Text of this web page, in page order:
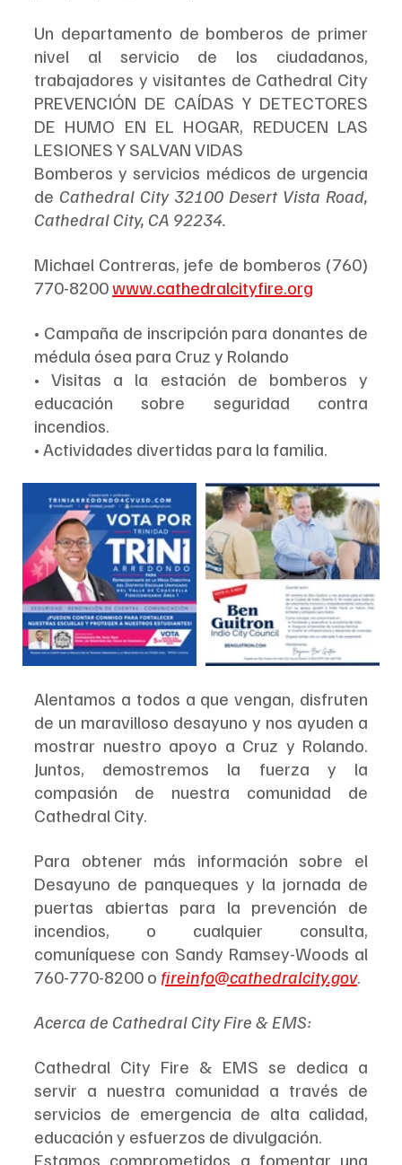
Un departamento de bomberos de primer
nivel al servicio de los ciudadanos,
trabajadores y visitantes de Cathedral City
PREVENCIÓN DE CAÍDAS Y DETECTORES
DE HUMO EN EL HOGAR, REDUCEN LAS
LESIONES Y SALVAN VIDAS
Bomberos y servicios médicos de urgencia
de Cathedral City 32100 Desert Vista Road,
Cathedral City, CA 92234.
Michael Contreras, jefe de bomberos (760)
770-8200 www.cathedralcityfire.org
• Campaña de inscripción para donantes de
médula ósea para Cruz y Rolando
• Visitas a la estación de bomberos y
educación sobre seguridad contra
incendios.
• Actividades divertidas para la familia.
Alentamos a todos a que vengan, disfruten
de un maravilloso desayuno y nos ayuden a
mostrar nuestro apoyo a Cruz y Rolando.
Juntos, demostremos la fuerza y ​​la
compasión de nuestra comunidad de
Cathedral City.
Para obtener más información sobre el
Desayuno de panqueques y la jornada de
puertas abiertas para la prevención de
incendios, o cualquier consulta,
comuníquese con Sandy Ramsey-Woods al
760-770-8200 o fireinfo@cathedralcity.gov.
Acerca de Cathedral City Fire & EMS:
Cathedral City Fire & EMS se dedica a
servir a nuestra comunidad a través de
servicios de emergencia de alta calidad,
educación y esfuerzos de divulgación.
Estamos comprometidos a fomentar una